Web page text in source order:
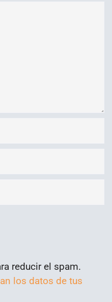
reducir el spam.
los datos de tus